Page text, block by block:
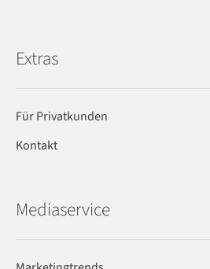
Extras
Für Privatkunden
Kontakt
Mediaservice